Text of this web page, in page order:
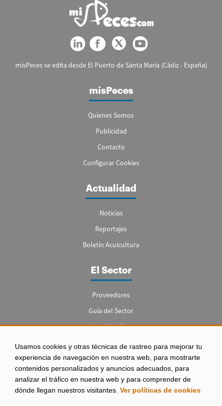
Usamos cookies y otras técnicas de rastreo para mejorar tu
experiencia de navegación en nuestra web, para mostrarte
contenidos personalizados y anuncios adecuados, para
analizar el tráfico en nuestra web y para comprender de
dónde llegan nuestros visitantes. Ver políticas de cookies
misPeces se edita desde El Puerto de Santa María (Cádiz - España)
misPeces
Quienes Somos
Publicidad
Contacto
Configurar Cookies
Actualidad
Noticias
Reportajes
Boletín Acuicultura
El Sector
Proveedores
Guía del Sector
Legislación
Empleo
Aviso legal